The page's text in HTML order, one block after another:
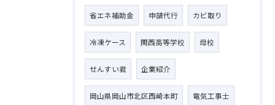
省エネ補助金 申請代行 カビ取り
冷凍ケース 関西高等学校 母校
せんすい君 企業紹介
岡山県岡山市北区西崎本町 電気工事士